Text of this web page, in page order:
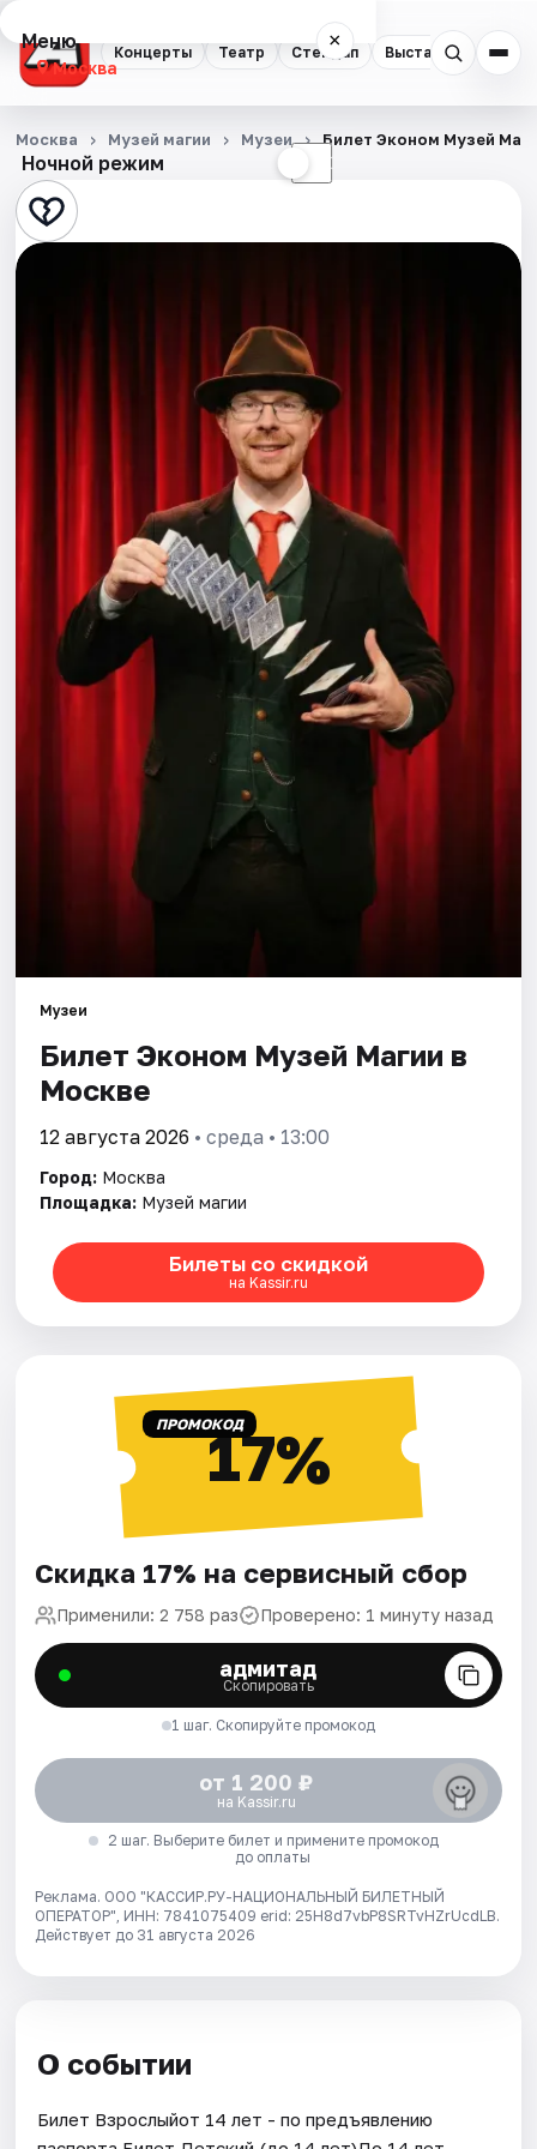
Концерты Театр Стендап Выставки
Меню ×
Москва
Концерты
Театр
Стендап
Города
Ночной режим ☾
Москва Музей магии Музеи Билет Эконом Музей
Музеи
Билет Эконом Музей Магии в
Москве
12 августа 2026 • среда • 13:00
Город: Москва
Площадка: Музей магии
Билеты со скидкой
на Kassir.ru
ПРОМОКОД17%
Скидка 17% на сервисный сбор
Применили: 2 758 раз Проверено: 1 минуту назад
адмитад
Скопировать
1 шаг. Скопируйте промокод
от 1 200 ₽
на Kassir.ru
2 шаг. Выберите билет и примените промокод
до оплаты
Реклама. ООО "КАССИР.РУ-НАЦИОНАЛЬНЫЙ БИЛЕТНЫЙ
ОПЕРАТОР", ИНН: 7841075409 erid: 25H8d7vbP8SRTvHZrUcdLB.
Действует до 31 августа 2026
О событии
Билет Взрослыйот 14 лет - по предъявлению